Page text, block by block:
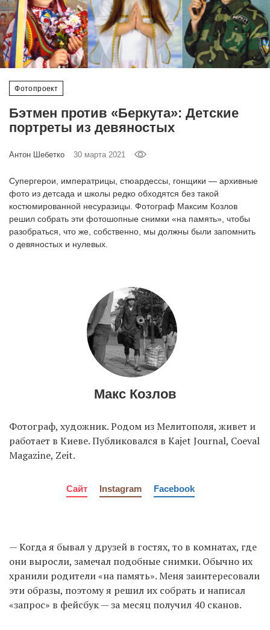
Фотопроект
Бэтмен против «Беркута»: Детские
портреты из девяностых
Антон Шебетко 30 марта 2021
Супергерои, императрицы, стюардессы, гонщики — архивные
фото из детсада и школы редко обходятся без такой
костюмированной несуразицы. Фотограф Максим Козлов
решил собрать эти фотошопные снимки «на память», чтобы
разобраться, что же, собственно, мы должны были запомнить
о девяностых и нулевых.
Макс Козлов
Фотограф, художник. Родом из Мелитополя, живет и
работает в Киеве. Публиковался в Kajet Journal, Coeval
Magazine, Zeit.
Сайт Instagram Facebook
— Когда я бывал у друзей в гостях, то в комнатах, где
они выросли, замечал подобные снимки. Обычно их
хранили родители «на память». Меня заинтересовали
эти образы, поэтому я решил их собрать и написал
«запрос» в фейсбук — за месяц получил 40 сканов.